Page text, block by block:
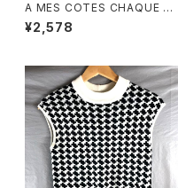
A MES COTES CHAQUE ジ
ャンパースカート チェック柄 ポ
ケット ブルー系 921472
¥2,578